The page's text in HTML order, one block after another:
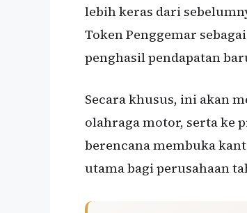
lebih keras dari
Token Penggemar
penghasil pendapatan
Secara khusus, ini akan
olahraga motor, serta ke
berencana membuka
utama bagi perusahaan